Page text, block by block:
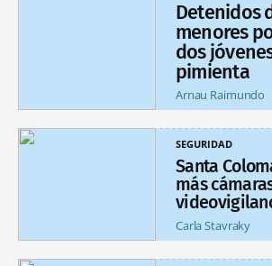
Detenidos
menores
dos
pimienta
Arnau Raimundo
SEGURIDAD
Santa
más
Carla Stavraky